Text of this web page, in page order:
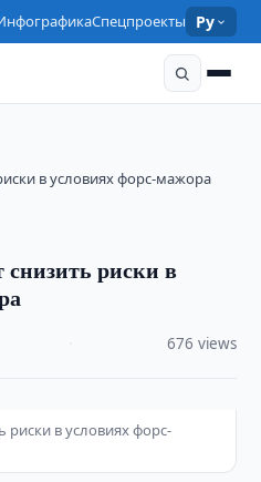
Спецпроекты Ру
в условиях форс-мажора
риски в
676 views
риски в условиях форс-